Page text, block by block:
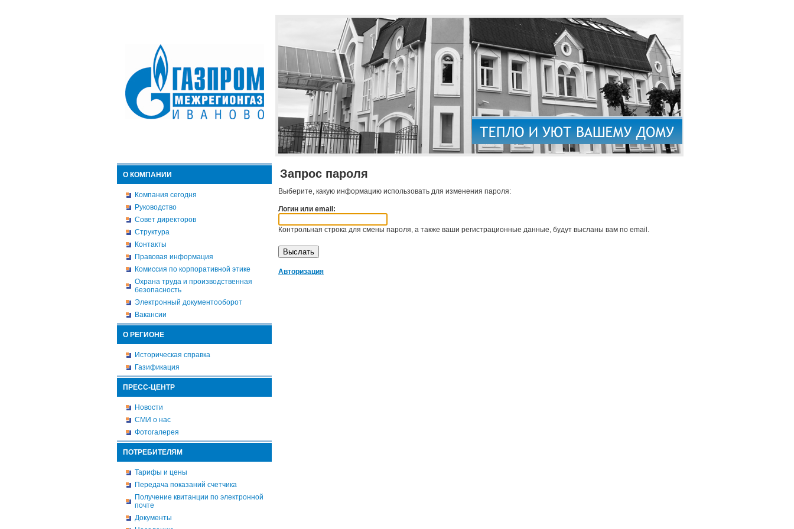
О КОМПАНИИ
Компания сегодня
Руководство
Совет директоров
Структура
Контакты
Правовая информация
Комиссия по корпоративной этике
Охрана труда и производственная
безопасность
Электронный документооборот
Вакансии
О РЕГИОНЕ
Историческая справка
Газификация
ПРЕСС-ЦЕНТР
Новости
СМИ о нас
Фотогалерея
ПОТРЕБИТЕЛЯМ
Тарифы и цены
Передача показаний счетчика
Получение квитанции по электронной
почте
Документы
Запрос пароля
Выберите, какую информацию использовать для изменения пароля:
Логин или email:
Контрольная строка для смены пароля, а также ваши регистрационные данные, будут высланы вам по email.
Авторизация